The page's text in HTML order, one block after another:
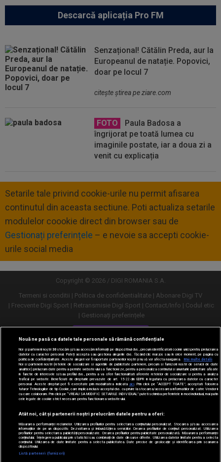
Descarcă aplicația Pro FM
Senzațional! Cătălin Preda, aur la
Europeanul de natație. Popovici,
doar pe locul 7
citeşte ştirea pe ziare.com
FOTO
Paula Badosa a
îngrijorat pe toată lumea cu
imaginile postate, iar a doua zi a
venit cu explicația
Setarile tale privind cookie-urile nu permit afisarea
continutul din aceasta sectiune. Poti actualiza setarile
modulelor coookie direct din browser sau de
Gestionați preferințele – e nevoie sa accepti cookie-
urile social media
Copyright © 2026 / DIGI ROMANIA S.A.
Termeni si conditii
Politica de confidentialitate
Abonare Digi TV
Frecvente Digi Sport
Retransmisie Digi Sport Contact/Info
Codul etic
Gestionați preferințele
Versiune desktop
Nouă ne pasă ca datele tale personale să rămână confidențiale
Noi și partenerii noștri30stocăm și/sau accesăm informații pe dispozitivul dvs., precum identificatorii cookie unici pentru prelucrarea
datelor cu caracter personal. Puteți accepta sau gestiona alegerile dvs. făcând clic mai jos sau în orice moment, pe pagina cu
politica de confidențialitate. Aceste alegeri vor fi raportate partenerilor noștri și nu vă vor afecta navigarea.
Mai multe detalii
Noi si partenerii nostri (retelele de socializare si agentiile de publicitate partenere, precum si furnizorii nostri de servicii de date
analitice) prelucram date pentru a permite website-ului sa functioneze, pentru a personaliza continutul si anunturile publicitare afisate
in functie de interesele si/sau profilul dvs., pentru a va oferi functionalitati aferente retelelor de socializare si pentru a analiza
traficul pe website. Beneficiati de drepturile prevazute de art. 15-22 din GDPR in legatura cu prelucrarea datelor cu caracter
personal. Aceste drepturi pot fi exercitate prin modalitatea indicata aici. Prin click pe “ACCEPT TOATE”, acceptati folosirea
tuturor Tehnologiilor de tip Cookie, care implica inclusiv acceptul dvs. cu privire la stocarea/accesarea informatiilor de catre Vendor-ii
cu care colaboram. Prin click pe “VREAU SA MODIFIC SETARILE INDIVIDUAL” puteti schimba preferintele in mod individual, mai putin
cele legate de cookie strict necesare pentru functionarea website-ului.
Atât noi, cât și partenerii noștri prelucrăm datele pentru a oferi:
Măsurarea performanței reclamelor. Utilizarea profilurilor pentru selectarea conținutului personalizat. Stocarea și/sau accesarea
informațiilor de pe un dispozitiv. Dezvoltarea și îmbunătățirea serviciilor. Crearea profilurilor de conținut personalizat. Utilizarea
profilurilor pentru selectarea publicității personalizate. Crearea profilurilor pentru publicitate personalizată. Măsurarea performanței
conținutului. Înțelegerea publicului prin statistici sau combinații de date din surse diferite. Utilizarea datelor limitate pentru a selecta
conținutul. Utilizarea de date limitate pentru a selecta publicitatea. Date precise de geolocație și identificarea prin scanarea
dispozitivului.
Listă parteneri (furnizori)